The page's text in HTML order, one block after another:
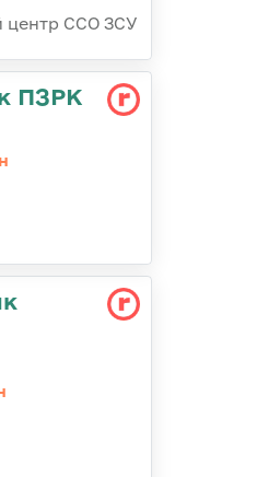
центр ССО ЗСУ
ПЗРК